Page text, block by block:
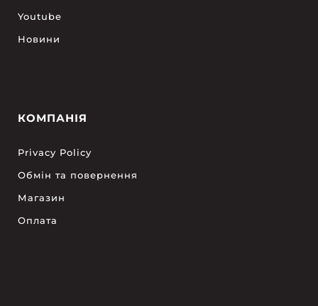
Youtube
Новини
КОМПАНІЯ
Privacy Policy
Обмін та повернення
Магазин
Оплата